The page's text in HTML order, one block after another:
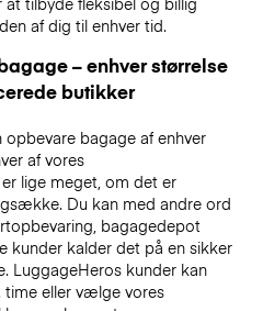
af dig til enhver tid.
– enhver størrelse
butikker
bagage af enhver
af vores
lige meget, om det er
Du kan med andre ord
bagagedepot
kunder kalder det på en sikker
LuggageHeros kunder kan
eller vælge vores